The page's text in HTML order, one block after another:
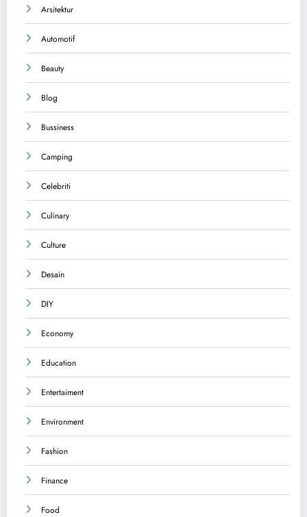
Arsitektur
Automotif
Beauty
Blog
Bussiness
Camping
Celebriti
Culinary
Culture
Desain
DIY
Economy
Education
Entertaiment
Environment
Fashion
Finance
Food